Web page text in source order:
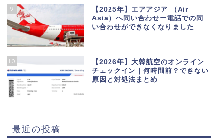
9
【2025年】エアアジア （Air
Asia）へ問い合わせー電話での問
い合わせができなくなりました
10
【2026年】大韓航空のオンライン
チェックイン｜何時間前？できない
原因と対処法まとめ
最近の投稿